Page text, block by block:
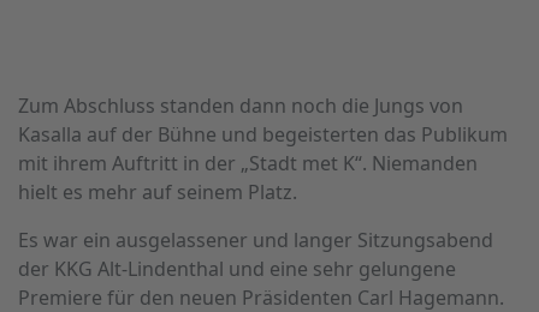
Zum Abschluss standen dann noch die Jungs von
Kasalla auf der Bühne und begeisterten das Publikum
mit ihrem Auftritt in der „Stadt met K“. Niemanden
hielt es mehr auf seinem Platz.
Es war ein ausgelassener und langer Sitzungsabend
der KKG Alt-Lindenthal und eine sehr gelungene
Premiere für den neuen Präsidenten Carl Hagemann.